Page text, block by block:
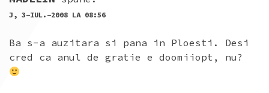
J, 3-IUL.-2008 LA 08:56
Ba s-a auzitara si pana in Ploesti. Desi
cred ca anul de gratie e doomiiopt, nu?